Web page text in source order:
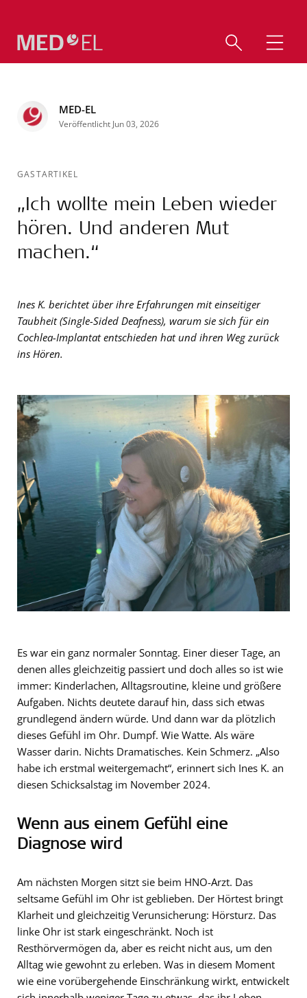
MED-EL
Veröffentlicht Jun 03, 2026
GASTARTIKEL
„Ich wollte mein Leben wieder
hören. Und anderen Mut
machen.“
Ines K. berichtet über ihre Erfahrungen mit einseitiger
Taubheit (Single-Sided Deafness), warum sie sich für ein
Cochlea-Implantat entschieden hat und ihren Weg zurück
ins Hören.
Es war ein ganz normaler Sonntag. Einer dieser Tage, an
denen alles gleichzeitig passiert und doch alles so ist wie
immer: Kinderlachen, Alltagsroutine, kleine und größere
Aufgaben. Nichts deutete darauf hin, dass sich etwas
grundlegend ändern würde. Und dann war da plötzlich
dieses Gefühl im Ohr. Dumpf. Wie Watte. Als wäre
Wasser darin. Nichts Dramatisches. Kein Schmerz. „Also
habe ich erstmal weitergemacht“, erinnert sich Ines K. an
diesen Schicksalstag im November 2024.
Wenn aus einem Gefühl eine
Diagnose wird
Am nächsten Morgen sitzt sie beim HNO-Arzt. Das
seltsame Gefühl im Ohr ist geblieben. Der Hörtest bringt
Klarheit und gleichzeitig Verunsicherung: Hörsturz. Das
linke Ohr ist stark eingeschränkt. Noch ist
Resthörvermögen da, aber es reicht nicht aus, um den
Alltag wie gewohnt zu erleben. Was in diesem Moment
wie eine vorübergehende Einschränkung wirkt, entwickelt